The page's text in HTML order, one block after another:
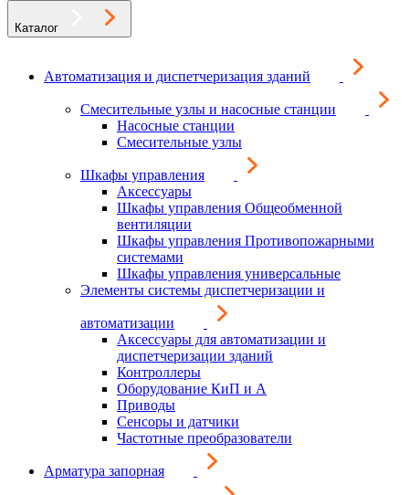
Каталог
Автоматизация и диспетчеризация зданий
Смесительные узлы и насосные станции
Насосные станции
Смесительные узлы
Шкафы управления
Аксессуары
Шкафы управления Общеобменной
вентиляции
Шкафы управления Противопожарными
системами
Шкафы управления универсальные
Элементы системы диспетчеризации и
автоматизации
Аксессуары для автоматизации и
диспетчеризации зданий
Контроллеры
Оборудование КиП и А
Приводы
Сенсоры и датчики
Частотные преобразователи
Арматура запорная